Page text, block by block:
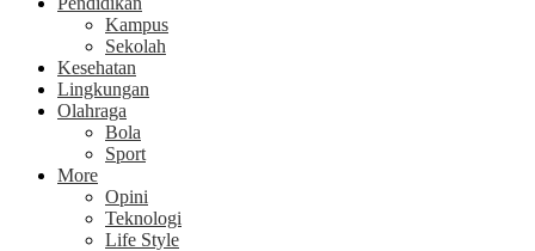
Kampus
Sekolah
Kesehatan
Lingkungan
Olahraga
Bola
Sport
More
Opini
Teknologi
Life Style